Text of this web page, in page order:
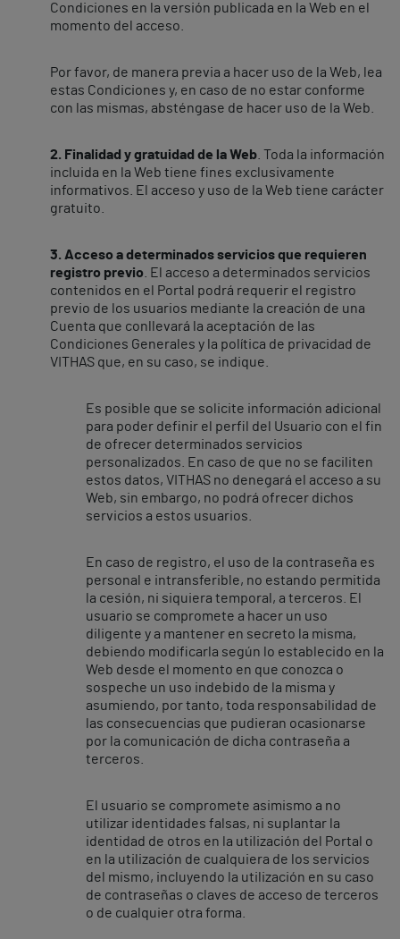
Condiciones en la versión publicada en la Web en el
momento del acceso.
Por favor, de manera previa a hacer uso de la Web, lea
estas Condiciones y, en caso de no estar conforme
con las mismas, absténgase de hacer uso de la Web.
2. Finalidad y gratuidad de la Web . Toda la información
incluida en la Web tiene fines exclusivamente
informativos. El acceso y uso de la Web tiene carácter
gratuito.
3. Acceso a determinados servicios que requieren
registro previo . El acceso a determinados servicios
contenidos en el Portal podrá requerir el registro
previo de los usuarios mediante la creación de una
Cuenta que conllevará la aceptación de las
Condiciones Generales y la política de privacidad de
VITHAS que, en su caso, se indique.
Es posible que se solicite información adicional
para poder definir el perfil del Usuario con el fin
de ofrecer determinados servicios
personalizados. En caso de que no se faciliten
estos datos, VITHAS no denegará el acceso a su
Web, sin embargo, no podrá ofrecer dichos
servicios a estos usuarios.
En caso de registro, el uso de la contraseña es
personal e intransferible, no estando permitida
la cesión, ni siquiera temporal, a terceros. El
usuario se compromete a hacer un uso
diligente y a mantener en secreto la misma,
debiendo modificarla según lo establecido en la
Web desde el momento en que conozca o
sospeche un uso indebido de la misma y
asumiendo, por tanto, toda responsabilidad de
las consecuencias que pudieran ocasionarse
por la comunicación de dicha contraseña a
terceros.
El usuario se compromete asimismo a no
utilizar identidades falsas, ni suplantar la
identidad de otros en la utilización del Portal o
en la utilización de cualquiera de los servicios
del mismo, incluyendo la utilización en su caso
de contraseñas o claves de acceso de terceros
o de cualquier otra forma.